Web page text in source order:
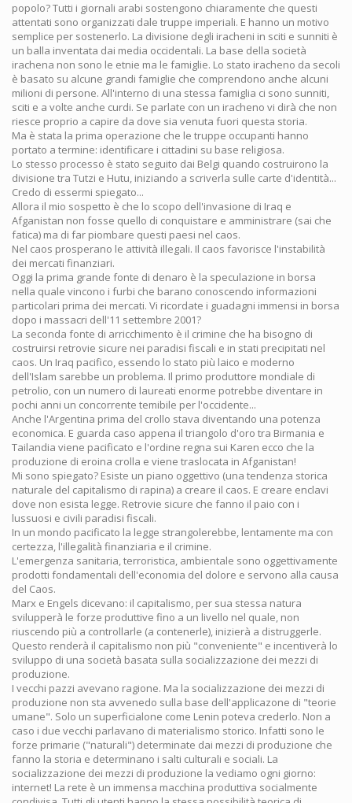
popolo? Tutti i giornali arabi sostengono chiaramente che questi
attentati sono organizzati dale truppe imperiali. E hanno un motivo
semplice per sostenerlo. La divisione degli iracheni in sciti e sunniti è
un balla inventata dai media occidentali. La base della società
irachena non sono le etnie ma le famiglie. Lo stato iracheno da secoli
è basato su alcune grandi famiglie che comprendono anche alcuni
milioni di persone. All'interno di una stessa famiglia ci sono sunniti,
sciti e a volte anche curdi. Se parlate con un iracheno vi dirà che non
riesce proprio a capire da dove sia venuta fuori questa storia.
Ma è stata la prima operazione che le truppe occupanti hanno
portato a termine: identificare i cittadini su base religiosa.
Lo stesso processo è stato seguito dai Belgi quando costruirono la
divisione tra Tutzi e Hutu, iniziando a scriverla sulle carte d'identità...
Credo di essermi spiegato...
Allora il mio sospetto è che lo scopo dell'invasione di Iraq e
Afganistan non fosse quello di conquistare e amministrare (sai che
fatica) ma di far piombare questi paesi nel caos.
Nel caos prosperano le attività illegali. Il caos favorisce l'instabilità
dei mercati finanziari.
Oggi la prima grande fonte di denaro è la speculazione in borsa
nella quale vincono i furbi che barano conoscendo informazioni
particolari prima dei mercati. Vi ricordate i guadagni immensi in borsa
dopo i massacri dell'11 settembre 2001?
La seconda fonte di arricchimento è il crimine che ha bisogno di
costruirsi retrovie sicure nei paradisi fiscali e in stati precipitati nel
caos. Un Iraq pacifico, essendo lo stato più laico e moderno
dell'Islam sarebbe un problema. Il primo produttore mondiale di
petrolio, con un numero di laureati enorme potrebbe diventare in
pochi anni un concorrente temibile per l'occidente...
Anche l'Argentina prima del crollo stava diventando una potenza
economica. E guarda caso appena il triangolo d'oro tra Birmania e
Tailandia viene pacificato e l'ordine regna sui Karen ecco che la
produzione di eroina crolla e viene traslocata in Afganistan!
Mi sono spiegato? Esiste un piano oggettivo (una tendenza storica
naturale del capitalismo di rapina) a creare il caos. E creare enclavi
dove non esista legge. Retrovie sicure che fanno il paio con i
lussuosi e civili paradisi fiscali.
In un mondo pacificato la legge strangolerebbe, lentamente ma con
certezza, l'illegalità finanziaria e il crimine.
L'emergenza sanitaria, terroristica, ambientale sono oggettivamente
prodotti fondamentali dell'economia del dolore e servono alla causa
del Caos.
Marx e Engels dicevano: il capitalismo, per sua stessa natura
svilupperà le forze produttive fino a un livello nel quale, non
riuscendo più a controllarle (a contenerle), inizierà a distruggerle.
Questo renderà il capitalismo non più "conveniente" e incentiverà lo
sviluppo di una società basata sulla socializzazione dei mezzi di
produzione.
I vecchi pazzi avevano ragione. Ma la socializzazione dei mezzi di
produzione non sta avvenedo sulla base dell'applicazone di "teorie
umane". Solo un superficialone come Lenin poteva crederlo. Non a
caso i due vecchi parlavano di materialismo storico. Infatti sono le
forze primarie ("naturali") determinate dai mezzi di produzione che
fanno la storia e determinano i salti culturali e sociali. La
socializzazione dei mezzi di produzione la vediamo ogni giorno:
internet! La rete è un immensa macchina produttiva socialmente